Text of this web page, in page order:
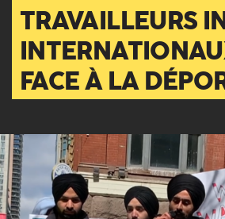
TRAVAILLEURS
FACE À LA